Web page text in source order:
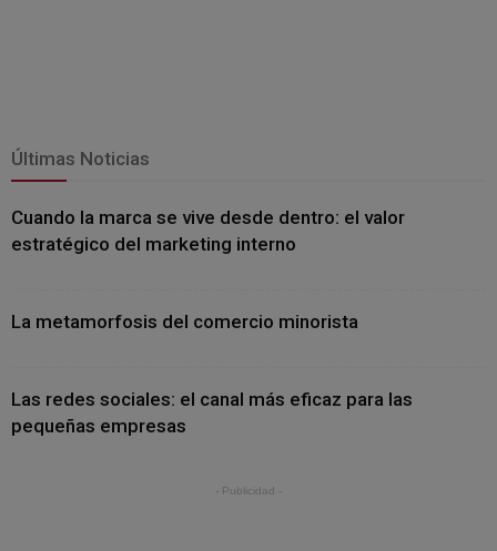
Últimas Noticias
Cuando la marca se vive desde dentro: el valor
estratégico del marketing interno
La metamorfosis del comercio minorista
Las redes sociales: el canal más eficaz para las
pequeñas empresas
- Publicidad -